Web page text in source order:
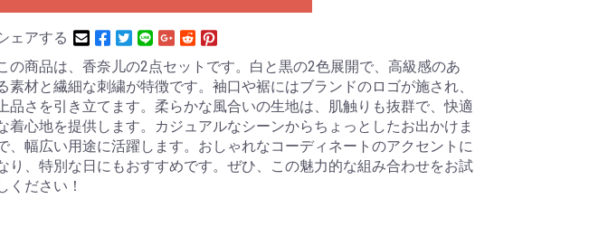
ェアする
の商品は、香奈儿の2点セットです。白と黒の2色展開で、高級感のあ
素材と繊細な刺繍が特徴です。袖口や裾にはブランドのロゴが施され、
上品さを引き立てます。柔らかな風合いの生地は、肌触りも抜群で、快適
着心地を提供します。カジュアルなシーンからちょっとしたお出かけま
、幅広い用途に活躍します。おしゃれなコーディネートのアクセントに
り、特別な日にもおすすめです。ぜひ、この魅力的な組み合わせをお試
ください！